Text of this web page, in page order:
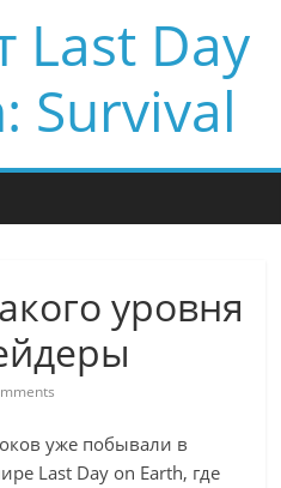
Last Day
Survival
уровня
уже побывали в
Last Day on Earth, где